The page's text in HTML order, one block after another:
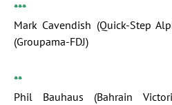
***
Mark Cavendish (Quick-Step
(Groupama-FDJ)
**
Phil Bauhaus (Bahrain